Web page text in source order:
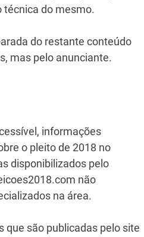
técnica do mesmo.
do restante conteúdo
mas pelo anunciante.
informações
o pleito de 2018 no
disponibilizados pelo
não
na área.
que são publicadas pelo site